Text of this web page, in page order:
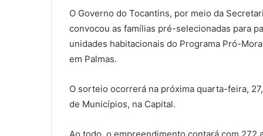
O Governo do Tocantins, por meio da
convocou as famílias pré-selecionadas para
unidades habitacionais do Programa Pró-
em Palmas.
O sorteio ocorrerá na próxima quarta-feira,
de Municípios, na Capital.